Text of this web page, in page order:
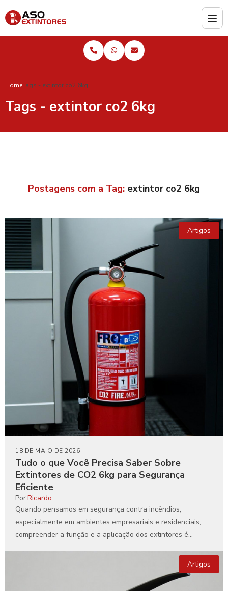
HomeTags - extintor co2 6kg
Tags - extintor co2 6kg
Postagens com a Tag: extintor co2 6kg
Artigos
Tudo o que Você Precisa Saber Sobre
Extintores de CO2 6kg para Segurança
Eficiente
18 DE MAIO DE 2026
Por:Ricardo
Quando pensamos em segurança contra incêndios,
especialmente em ambientes empresariais e residenciais,
compreender a função e a aplicação dos extintores é
Artigos